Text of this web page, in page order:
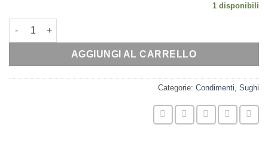
1 disponibili
RAGU' DI CINGHIALE quantità
AGGIUNGI AL CARRELLO
Categorie: Condimenti Sughi